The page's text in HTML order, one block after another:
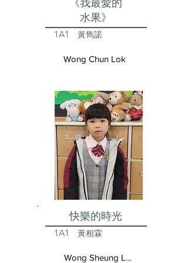
水果》
1A1 黃雋諾
Wong Chun Lok
快樂的時光
1A1 黃相霖
Wong Sheung Lam